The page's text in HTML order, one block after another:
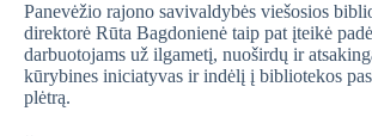
Panevėžio rajono savivaldybės viešosios
direktorė Rūta Bagdonienė taip pat įteikė
darbuotojams už ilgametį, nuoširdų ir
kūrybines iniciatyvas ir indėlį į bibliotekos
plėtrą.